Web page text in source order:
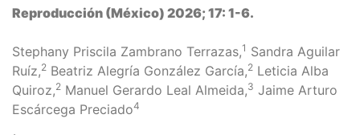
Reproducción (México) 2026; 17: 1-6.
Stephany Priscila Zambrano Terrazas,1 Sandra Aguilar
Ruíz,2 Beatriz Alegría González García,2 Leticia Alba
Quiroz,2 Manuel Gerardo Leal Almeida,3 Jaime Arturo
Escárcega Preciado4